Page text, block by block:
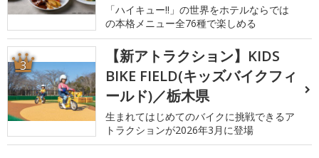
「ハイキュー!!」の世界をホテルならでは
の本格メニュー全76種で楽しめる
3
【新アトラクション】KIDS
BIKE FIELD(キッズバイクフィ
ールド)／栃木県
生まれてはじめてのバイクに挑戦できるア
トラクションが2026年3月に登場